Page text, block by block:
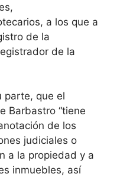
a los que a
de la
de la
parte, que el
Barbastro “tiene
de los
judiciales o
a la propiedad y a
inmuebles, así